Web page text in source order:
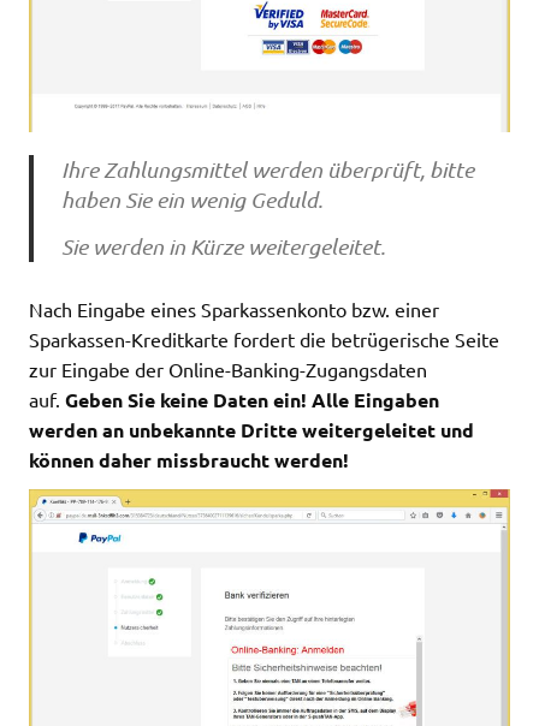
Ihre Zahlungsmittel werden überprüft, bitte
haben Sie ein wenig Geduld.
Sie werden in Kürze weitergeleitet.
Nach Eingabe eines Sparkassenkonto bzw. einer
Sparkassen-Kreditkarte fordert die betrügerische Seite
zur Eingabe der Online-Banking-Zugangsdaten
auf. Geben Sie keine Daten ein! Alle Eingaben
werden an unbekannte Dritte weitergeleitet und
können daher missbraucht werden!